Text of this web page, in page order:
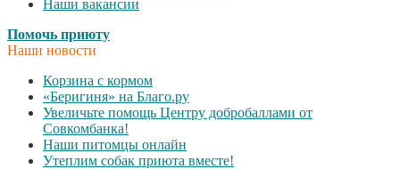
Наши вакансии
Помочь приюту
Наши новости
Корзина с кормом
«Беригиня» на Благо.ру
Увеличьте помощь Центру добробаллами от
Совкомбанка!
Наши питомцы онлайн
Утеплим собак приюта вместе!